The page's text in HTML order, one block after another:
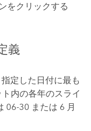
をクリックする
義
定した日付に最も
内の各年のスライ
06-30 または 6 月